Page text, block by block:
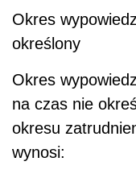
Okres
określony
Okres
na czas nie
okresu
wynosi: